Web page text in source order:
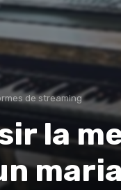
de streaming
la